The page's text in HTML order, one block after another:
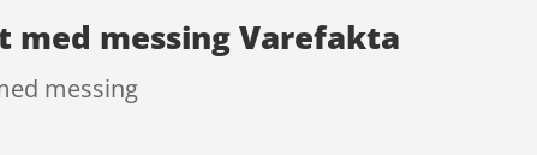
med messing Varefakta
messing